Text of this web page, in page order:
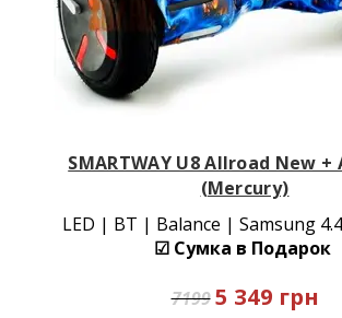
SMARTWAY U8 Allroad New +
(Mercury)
LED | BT | Balance | Samsung
☑ Сумка в Подарок
7199 5 349 грн